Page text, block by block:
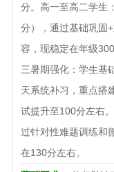
分。高一至高二学生
分），通过基础巩固
容，现稳定在年级
三暑期强化：学生基
天系统补习，重点搭
试提升至100分左右
过针对性难题训练和
在130分左右。